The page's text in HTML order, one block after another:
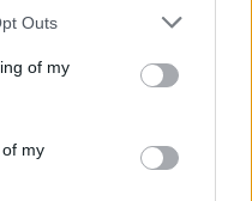
one or more Google
You may click to
its third-party tags to
in below Google
Outs
of my
my
ultime news